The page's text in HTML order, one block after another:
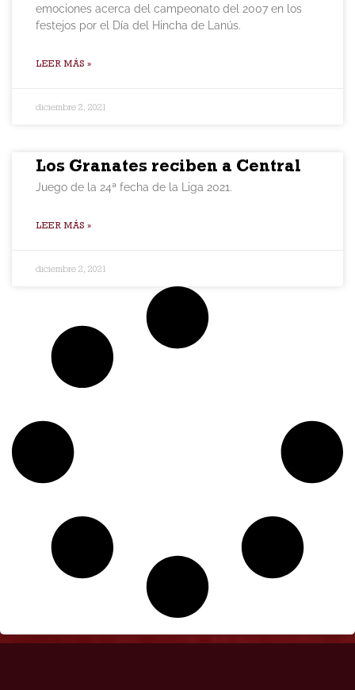
emociones acerca del campeonato del 2007 en los
festejos por el Día del Hincha de Lanús.
LEER MÁS »
diciembre 2, 2021
Los Granates reciben a Central
Juego de la 24ª fecha de la Liga 2021.
LEER MÁS »
diciembre 2, 2021